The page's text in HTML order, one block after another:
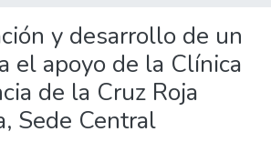
y desarrollo de un
el apoyo de la Clínica
de la Cruz Roja
Sede Central